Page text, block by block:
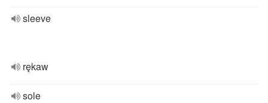
sleeve
rękaw
sole